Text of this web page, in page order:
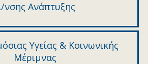
νσης Ανάπτυξης
Υγείας & Κοινωνικής
Μέριμνας